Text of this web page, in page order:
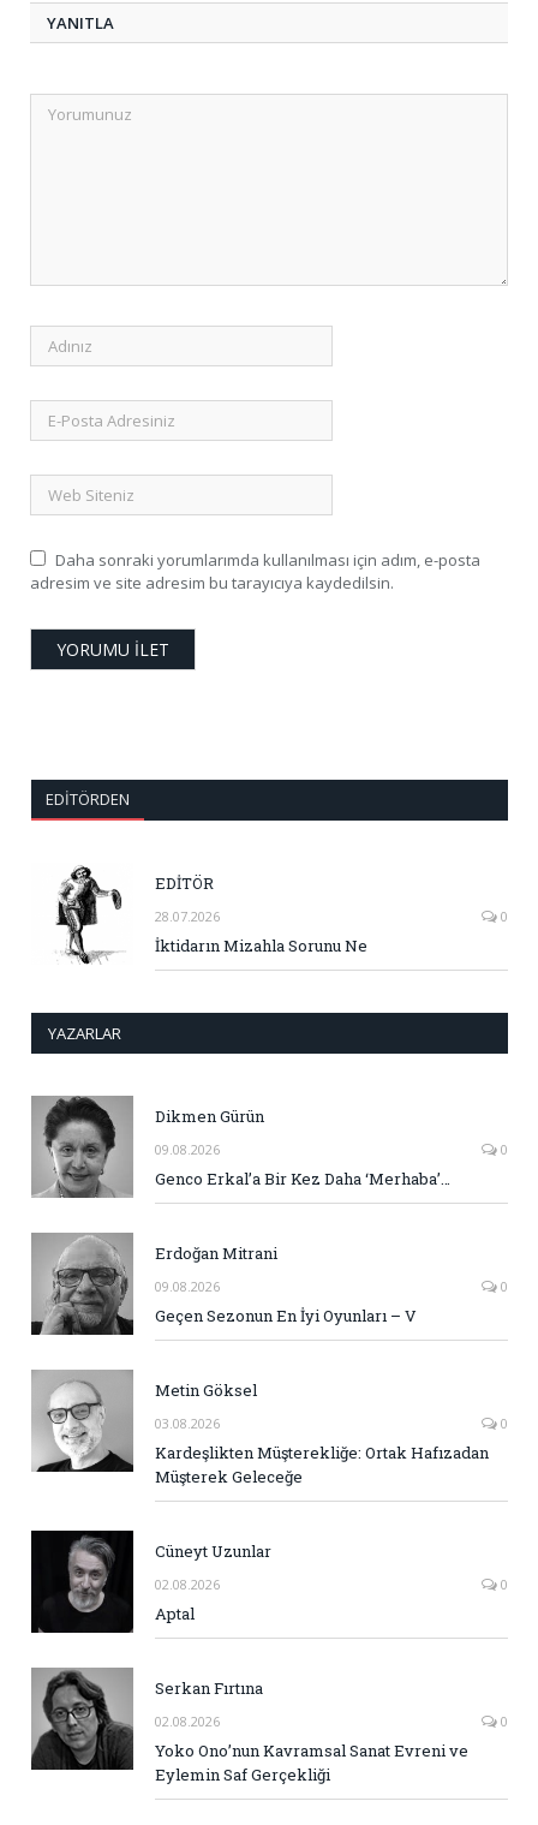
YANITLA
Daha sonraki yorumlarımda kullanılması için adım, e-posta
adresim ve site adresim bu tarayıcıya kaydedilsin.
EDITÖRDEN
EDİTÖR
28.07.2026 0
İktidarın Mizahla Sorunu Ne
YAZARLAR
Dikmen Gürün
09.08.2026 0
Genco Erkal’a Bir Kez Daha ‘Merhaba’…
Erdoğan Mitrani
09.08.2026 0
Geçen Sezonun En İyi Oyunları – V
Metin Göksel
03.08.2026 0
Kardeşlikten Müşterekliğe: Ortak Hafızadan
Müşterek Geleceğe
Cüneyt Uzunlar
02.08.2026 0
Aptal
Serkan Fırtına
02.08.2026 0
Yoko Ono’nun Kavramsal Sanat Evreni ve
Eylemin Saf Gerçekliği